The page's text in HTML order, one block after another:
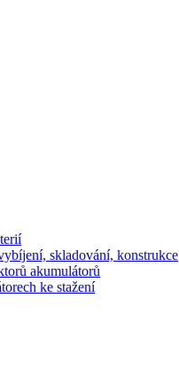
skladování, konstrukce
akumulátorů
ke stažení